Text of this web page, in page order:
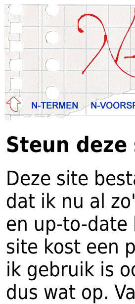
Steun deze
Deze site
dat ik nu al
en up-to-date
site kost een
ik gebruik is
dus wat op.